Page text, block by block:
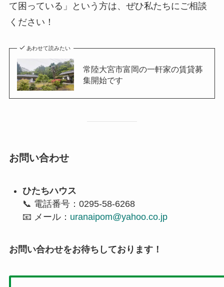
て困っている」という方は、ぜひ私たちにご相談
ください！
あわせて読みたい
常陸大宮市富岡の一軒家の賃貸募
集開始です
お問い合わせ
ひたちハウス
📞 電話番号：0295-58-6268
📧 メール： uranaipom@yahoo.co.jp
お問い合わせをお待ちしております！